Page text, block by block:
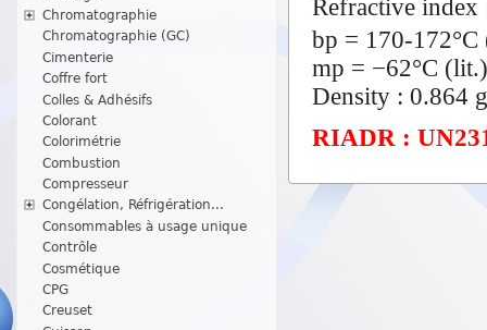
Chromatographie
Chromatographie (GC)
Cimenterie
Coffre fort
Colles & Adhésifs
Colorant
Colorimétrie
Combustion
Compresseur
Congélation, Réfrigération...
Consommables à usage unique
Contrôle
Cosmétique
CPG
Creuset
Refractive index
bp = 170-
mp = −62°C
Density : 0.864
RIADR :